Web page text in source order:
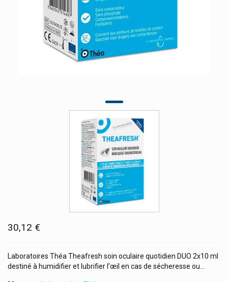
30,12 €
Laboratoires Théa Theafresh soin oculaire quotidien DUO 2x10 ml
destiné à humidifier et lubrifier l’œil en cas de sécheresse ou...